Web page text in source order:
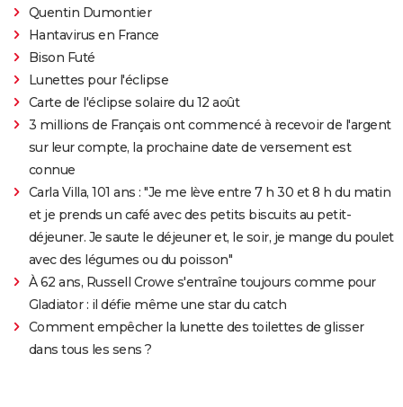
Quentin Dumontier
Hantavirus en France
Bison Futé
Lunettes pour l'éclipse
Carte de l'éclipse solaire du 12 août
3 millions de Français ont commencé à recevoir de l'argent
sur leur compte, la prochaine date de versement est
connue
Carla Villa, 101 ans : "Je me lève entre 7 h 30 et 8 h du matin
et je prends un café avec des petits biscuits au petit-
déjeuner. Je saute le déjeuner et, le soir, je mange du poulet
avec des légumes ou du poisson"
À 62 ans, Russell Crowe s'entraîne toujours comme pour
Gladiator : il défie même une star du catch
Comment empêcher la lunette des toilettes de glisser
dans tous les sens ?